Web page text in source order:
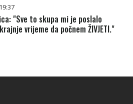
"Sve to skupa mi je poslalo
vrijeme da počnem ŽIVJETI."